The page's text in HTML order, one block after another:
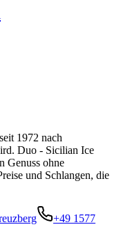
1972 nach
Duo - Sicilian Ice
Genuss ohne
und Schlangen, die
+49 1577